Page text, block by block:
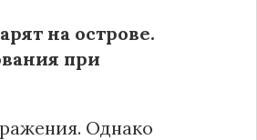
на острове.
при
Однако